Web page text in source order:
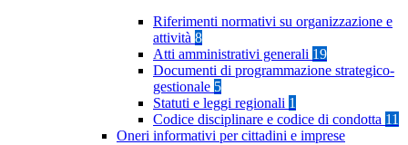
Riferimenti normativi su organizzazione e
attività 8
Atti amministrativi generali 19
Documenti di programmazione strategico-
gestionale 5
Statuti e leggi regionali 1
Codice disciplinare e codice di condotta 11
Oneri informativi per cittadini e imprese